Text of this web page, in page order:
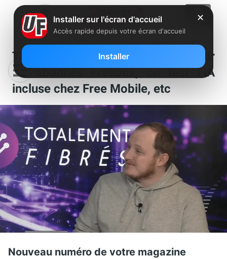
TTFB : encore une nouveauté pour
les abonnés Freebox, on test l’IA
incluse chez Free Mobile, etc
Nouveau numéro de votre magazine
✕
Installer sur l'écran d'accueil
Accès rapide depuis votre écran d'accueil
Installer